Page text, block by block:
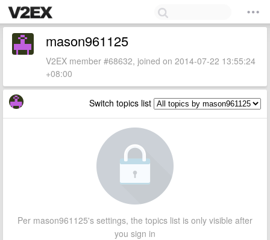
mason961125
V2EX member #68632, joined on 2014-07-22 13:55:24
+08:00
Switch topics list
Per mason961125's settings, the topics list is only visible after
you sign in